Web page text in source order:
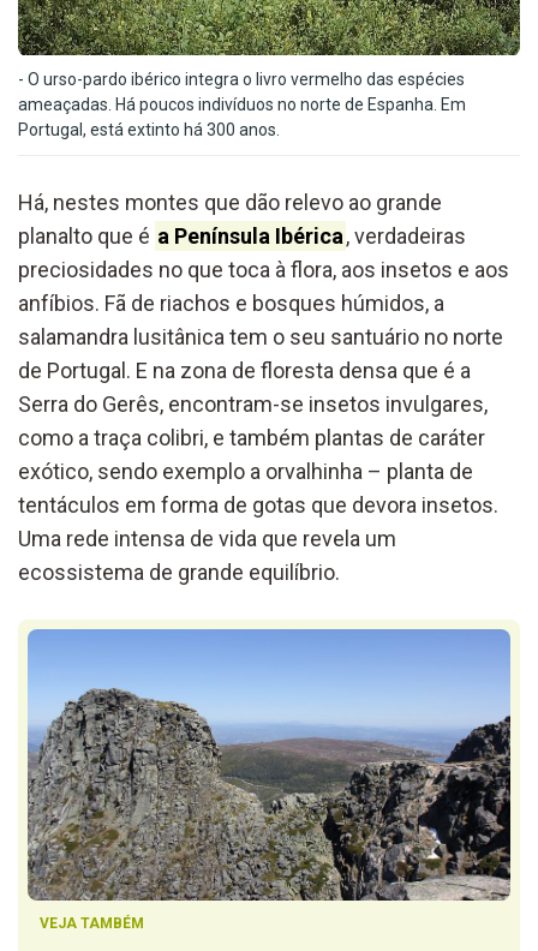
- O urso-pardo ibérico integra o livro vermelho das espécies
ameaçadas. Há poucos indivíduos no norte de Espanha. Em
Portugal, está extinto há 300 anos.
Há, nestes montes que dão relevo ao grande
planalto que é a Península Ibérica, verdadeiras
preciosidades no que toca à flora, aos insetos e aos
anfíbios. Fã de riachos e bosques húmidos, a
salamandra lusitânica tem o seu santuário no norte
de Portugal. E na zona de floresta densa que é a
Serra do Gerês, encontram-se insetos invulgares,
como a traça colibri, e também plantas de caráter
exótico, sendo exemplo a orvalhinha – planta de
tentáculos em forma de gotas que devora insetos.
Uma rede intensa de vida que revela um
ecossistema de grande equilíbrio.
VEJA TAMBÉM